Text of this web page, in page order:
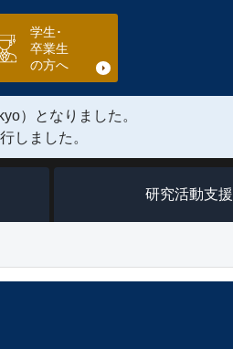
学生･
卒業生
の方へ
）となりました。
しました。
研究活動支援